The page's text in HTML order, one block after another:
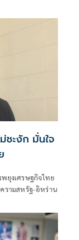
ขึ้น ก่อนเดินงานโอ
าสาเพื่อน
ชะงัก มั่นใจ
ยุงเศรษฐกิจไทย
รามสหรัฐ-อิหร่าน